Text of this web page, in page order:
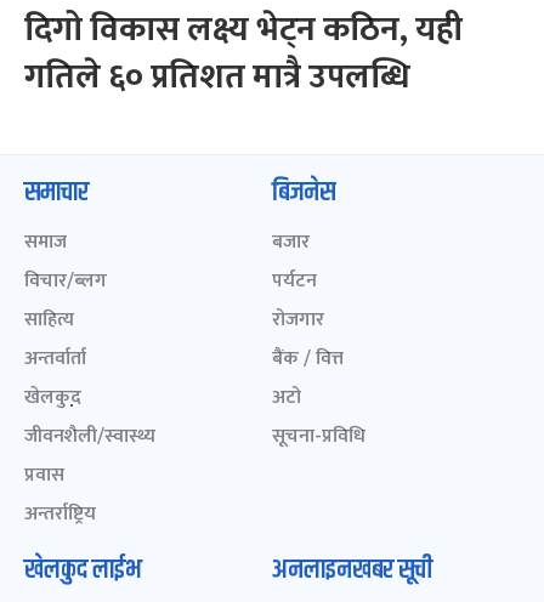
दिगो विकास लक्ष्य भेट्न कठिन, यही
गतिले ६० प्रतिशत मात्रै उपलब्धि
समाचार
समाज
विचार/ब्लग
साहित्य
अन्तर्वार्ता
खेलकुद़़
जीवनशैली/स्वास्थ्य
प्रवास
अन्तर्राष्ट्रिय
बिजनेस
बजार
पर्यटन
रोजगार
बैंक / वित्त
अटो
सूचना-प्रविधि
खेलकुद लाईभ अनलाइनखबर सूची